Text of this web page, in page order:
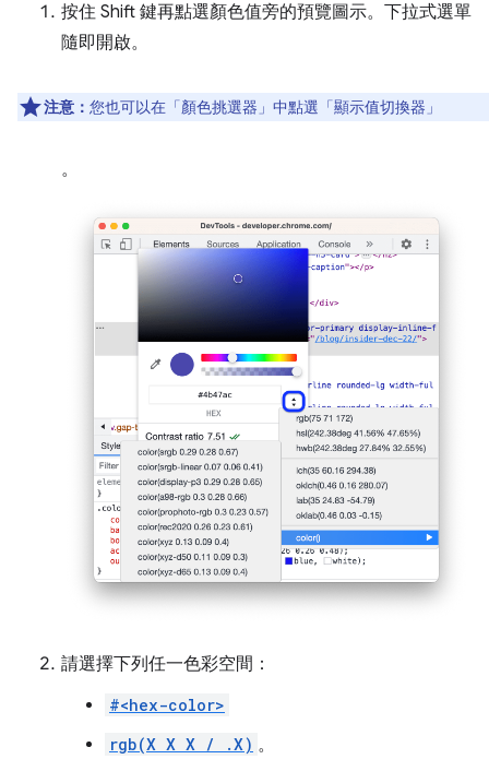
按住 Shift 鍵再點選顏色值旁的預覽圖示。下拉式選單
隨即開啟。
注意： 您也可以在「顏色挑選器」 中點選「顯示值切換器」
。
請選擇下列任一色彩空間：
#<hex-color>
rgb(X X X / .X) 。